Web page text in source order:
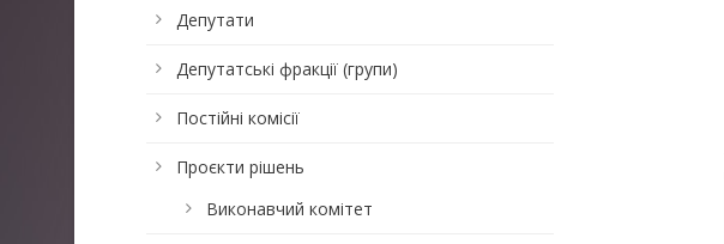
Депутати
Депутатські фракції (групи)
Постійні комісії
Проєкти рішень
Виконавчий комітет